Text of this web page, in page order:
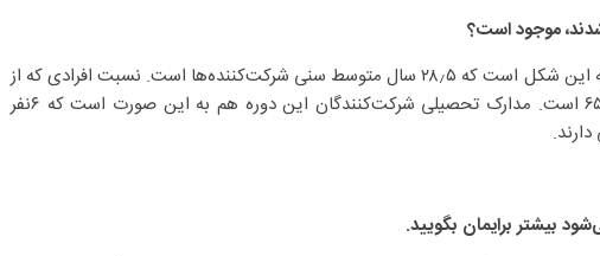
شدند، موجود است؟
آمار کلی افرادی که در این دوره شرکت کردند، به این شکل است که ۲۸٫۵ سال متوسط سنی شرکت‌کننده‌ها است. نسبت افرادی که از
شهرستان‌ها شرکت کردند به تهرانی‌ها ۳۵ به ۶۵ است. مدارک تحصیلی شرکت‌کنندگان این دوره هم به این صورت است که ۶نفر
بیشتر برایمان بگویید.